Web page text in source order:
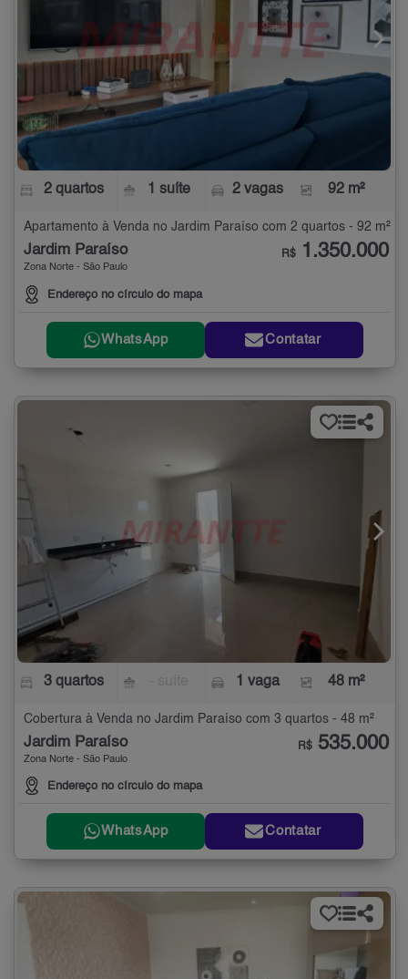
2 quartos 1 suíte 2 vagas 92 m²
Apartamento à Venda no Jardim Paraíso com 2 quartos - 92 m²
Jardim Paraíso
Zona Norte - São Paulo
Endereço no círculo do mapa
R$ 1.350.000
WhatsApp Contatar
3 quartos 1 vaga 48 m²
Cobertura à Venda no Jardim Paraíso com 3 quartos - 48 m²
Jardim Paraíso
Zona Norte - São Paulo
Endereço no círculo do mapa
R$ 535.000
WhatsApp Contatar